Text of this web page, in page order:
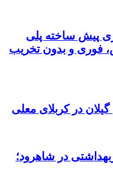
پیش ساخته پلی
فوری و بدون تخریب
در کربلای معلی
در شاهرود؛